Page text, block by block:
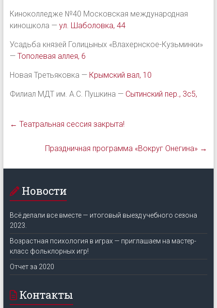
Киноколледже №40 Московская международная
киношкола — ул. Шаболовка, 44
Усадьба князей Голицыных «Влахернское-Кузьминки»
— Тополевая аллея, 6
Новая Третьяковка — Крымский вал, 10
Филиал МДТ им. А.С. Пушкина — Сытинский пер., 3с5,
← Театральная сессия закрыта!
Праздничная программа «Вокруг Онегина» →
Новости
Всё делали все вместе — итоговый выезд учебного сезона
2023.
Возрастная психология в играх — приглашаем на мастер-
класс фольклорных игр!
Отчет за 2020
Контакты